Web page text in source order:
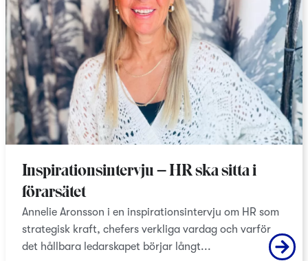
Inspirationsintervju – HR ska sitta i
förarsätet
Annelie Aronsson i en inspirationsintervju om HR som
strategisk kraft, chefers verkliga vardag och varför
det hållbara ledarskapet börjar långt...